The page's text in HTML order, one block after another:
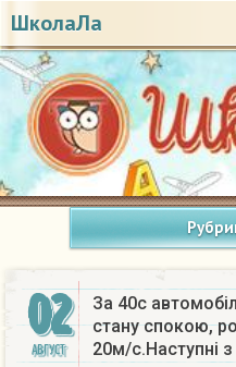
ШколаЛа
02
АВГУСТ
За 40с
стану спокою,
20м/с.Наступні